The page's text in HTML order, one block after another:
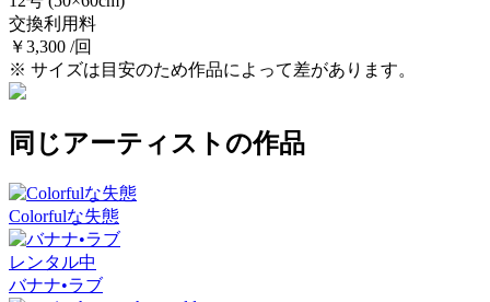
交換利用料
￥3,300 /回
※ サイズは目安のため作品によって差があります。
同じアーティストの作品
Colorfulな失態
レンタル中
バナナ•ラブ